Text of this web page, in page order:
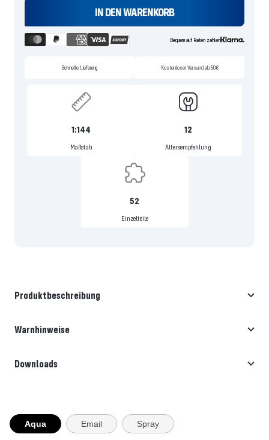
IN DEN WARENKORB
Bequem auf Raten zahlen
Schnelle Lieferung Kostenloser Versand ab 50€
1:144
Maßstab
12
Altersempfehlung
52
Einzelteile
Produktbeschreibung
Warnhinweise
Downloads
Aqua Email Spray